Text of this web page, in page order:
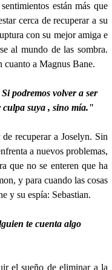
están más que
cerca de recuperar a su
con su mejor amiga e
al mundo de las sombra.
cuanto a Magnus Bane.
podremos volver a ser
culpa suya , sino mía."
recuperar a Joselyn. Sin
a nuevos problemas,
que no se enteren que ha
y para cuando las cosas
y su espía: Sebastian.
te cuenta algo
el sueño de eliminar a la